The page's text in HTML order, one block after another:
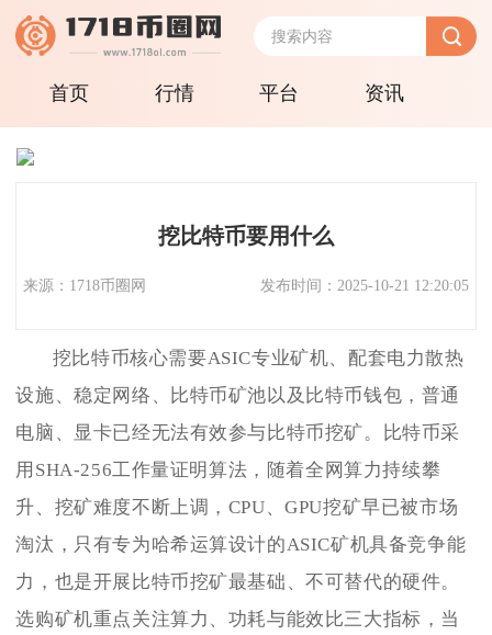
首页 行情 平台 资讯
挖比特币要用什么
来源：1718币圈网 发布时间：2025-10-21 12:20:05
挖比特币核心需要ASIC专业矿机、配套电力散热
设施、稳定网络、比特币矿池以及比特币钱包，普通
电脑、显卡已经无法有效参与比特币挖矿。比特币采
用SHA-256工作量证明算法，随着全网算力持续攀
升、挖矿难度不断上调，CPU、GPU挖矿早已被市场
淘汰，只有专为哈希运算设计的ASIC矿机具备竞争能
力，也是开展比特币挖矿最基础、不可替代的硬件。
选购矿机重点关注算力、功耗与能效比三大指标，当